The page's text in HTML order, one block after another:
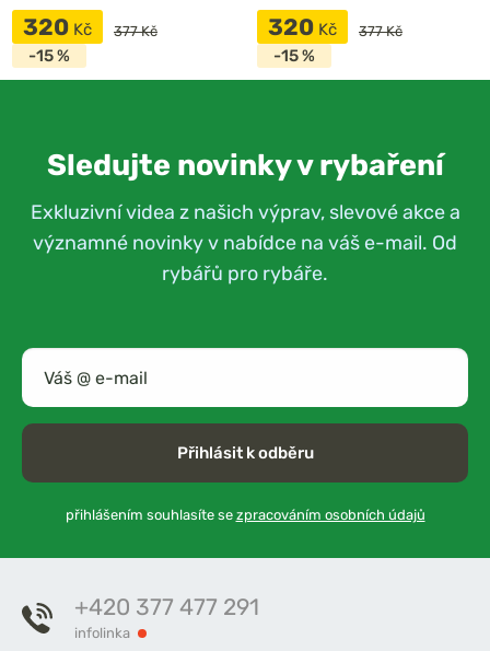
320 Kč 377 Kč
-15 %
320 Kč 377 Kč
-15 %
Sledujte novinky v rybaření
Exkluzivní videa z našich výprav, slevové akce a
významné novinky v nabídce na váš e-mail. Od
rybářů pro rybáře.
Přihlásit k odběru
přihlášením souhlasíte se zpracováním osobních údajů
+420 377 477 291
infolinka